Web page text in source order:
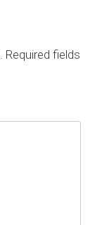
Required fields